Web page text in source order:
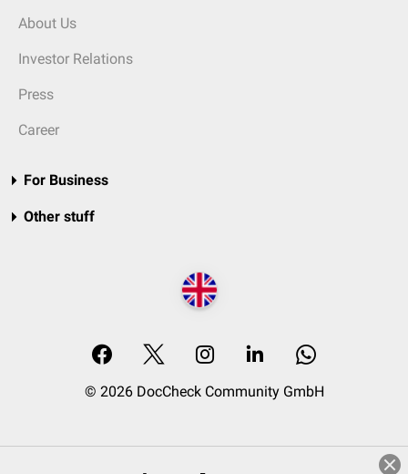
About Us
Investor Relations
Press
Career
For Business
Other stuff
© 2026 DocCheck Community GmbH